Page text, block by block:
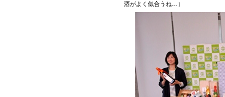
酒がよく似合うね…）